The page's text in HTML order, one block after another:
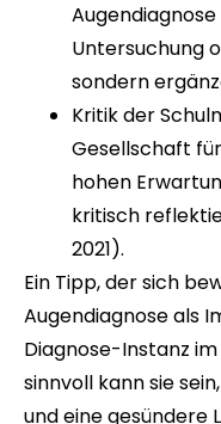
Untersuchung
sondern
Kritik der
Gesellschaft
hohen
kritisch
2021).
Ein Tipp, der sich
Augendiagnose als
Diagnose-Instanz
sinnvoll kann sie
und eine gesündere